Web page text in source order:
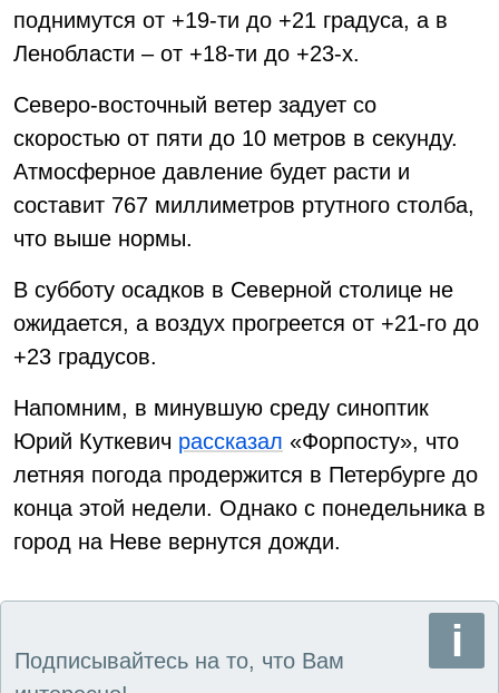
поднимутся от +19-ти до +21 градуса, а в
Ленобласти – от +18-ти до +23-х.
Северо-восточный ветер задует со
скоростью от пяти до 10 метров в секунду.
Атмосферное давление будет расти и
составит 767 миллиметров ртутного столба,
что выше нормы.
В субботу осадков в Северной столице не
ожидается, а воздух прогреется от +21-го до
+23 градусов.
Напомним, в минувшую среду синоптик
Юрий Куткевич рассказал «Форпосту», что
летняя погода продержится в Петербурге до
конца этой недели. Однако с понедельника в
город на Неве вернутся дожди.
Подписывайтесь на то, что Вам